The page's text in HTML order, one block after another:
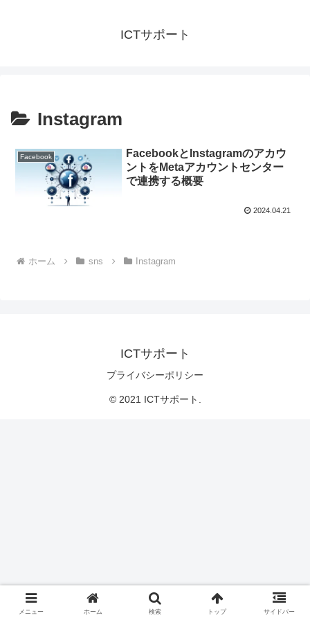
ICTサポート
Instagram
Facebook
FacebookとInstagramのアカウ
ントをMetaアカウントセンター
で連携する概要
2024.04.21
ホーム sns Instagram
ICTサポート
プライバシーポリシー
© 2021 ICTサポート.
メニュー ホーム 検索 トップ サイドバー